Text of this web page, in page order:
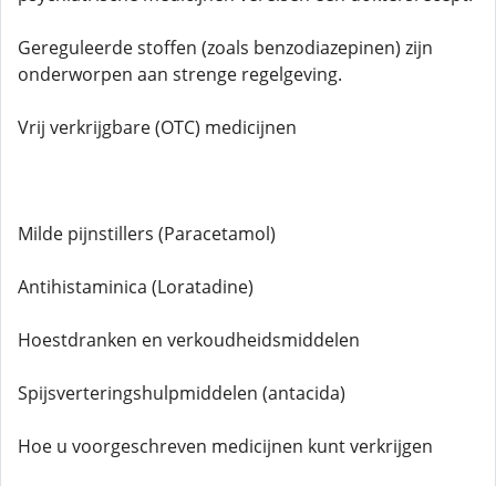
Gereguleerde stoffen (zoals benzodiazepinen) zijn
onderworpen aan strenge regelgeving.
Vrij verkrijgbare (OTC) medicijnen
Milde pijnstillers (Paracetamol)
Antihistaminica (Loratadine)
Hoestdranken en verkoudheidsmiddelen
Spijsverteringshulpmiddelen (antacida)
Hoe u voorgeschreven medicijnen kunt verkrijgen